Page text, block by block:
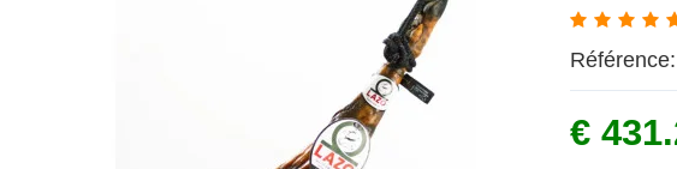
Référence:
€